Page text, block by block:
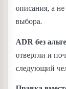
описания, а
выбора.
ADR без
отвергли и
следующий